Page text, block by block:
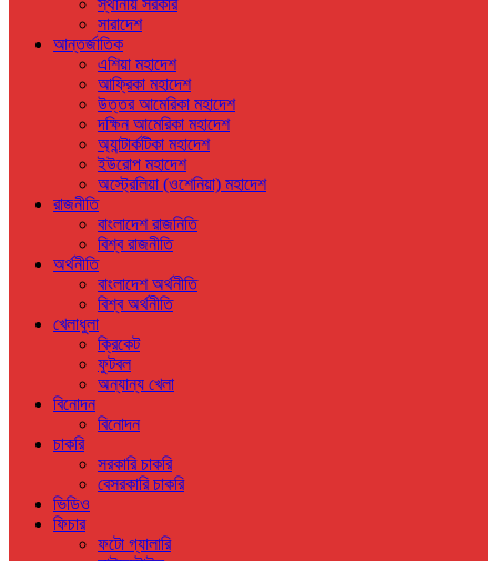
স্থানীয় সরকার
সারাদেশ
আন্তর্জাতিক
এশিয়া মহাদেশ
আফ্রিকা মহাদেশ
উত্তর আমেরিকা মহাদেশ
দক্ষিন আমেরিকা মহাদেশ
অ্যান্টার্কটিকা মহাদেশ
ইউরোপ মহাদেশ
অস্ট্রেলিয়া (ওশেনিয়া) মহাদেশ
রাজনীতি
বাংলাদেশ রাজনিতি
বিশ্ব রাজনীতি
অর্থনীতি
বাংলাদেশ অর্থনীতি
বিশ্ব অর্থনীতি
খেলাধুলা
ক্রিকেট
ফুটবল
অন্যান্য খেলা
বিনোদন
বিনোদন
চাকরি
সরকারি চাকরি
বেসরকারি চাকরি
ভিডিও
ফিচার
ফটো গ্যালারি